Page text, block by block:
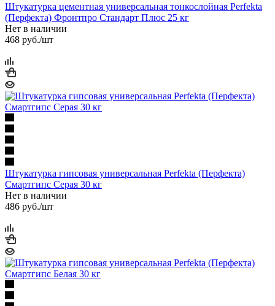
Штукатурка цементная универсальная тонкослойная Perfekta
(Перфекта) Фронтпро Стандарт Плюс 25 кг
Нет в наличии
468 руб./шт
Штукатурка гипсовая универсальная Perfekta (Перфекта)
Смартгипс Серая 30 кг
Нет в наличии
486 руб./шт